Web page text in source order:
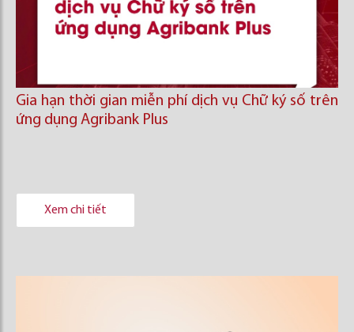
Gia hạn thời gian miễn phí dịch vụ Chữ ký số trên
ứng dụng Agribank Plus
Xem chi tiết